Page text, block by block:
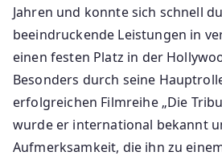
Jahren und konnte sich schnell
beeindruckende Leistungen in
einen festen Platz in der
Besonders durch seine
erfolgreichen Filmreihe „Die
wurde er international bekannt
Aufmerksamkeit, die ihn zu